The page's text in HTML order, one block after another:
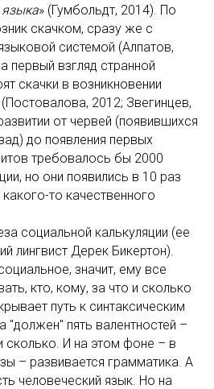
языка» (Гумбольдт, 2014). По
скачком, сразу же с
системой (Алпатов,
первый взгляд странной
скачки в возникновении
2012; Звегинцев,
от червей (появившихся
до появления первых
требовалось бы 2000
но они появились в 10 раз
то качественного
социальной калькуляции (ее
лингвист Дерек Бикертон).
значит, ему все
кто, кому, за что и сколько
путь к синтаксическим
"должен" пять валентностей –
сколько. И на этом фоне – в
– развивается грамматика. А
человеческий язык. Но на